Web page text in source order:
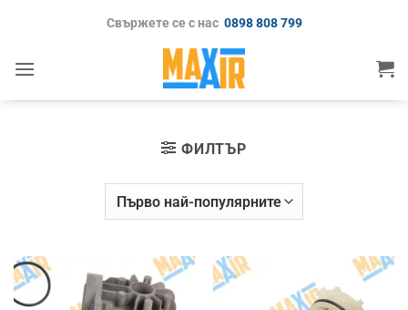
Свържете се с нас 0898 808 799
ФИЛТЪР